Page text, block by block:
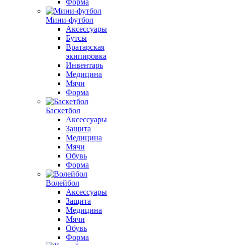
Форма
Мини-футбол
Аксессуары
Бутсы
Вратарская
экипировка
Инвентарь
Медицина
Мячи
Форма
Баскетбол
Аксессуары
Защита
Медицина
Мячи
Обувь
Форма
Волейбол
Аксессуары
Защита
Медицина
Мячи
Обувь
Форма